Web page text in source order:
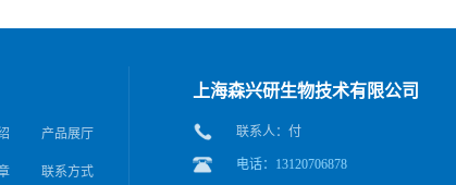
产品展厅
联系方式
上海森兴研生物技术有限公司
联系人：付
电话：13120706878